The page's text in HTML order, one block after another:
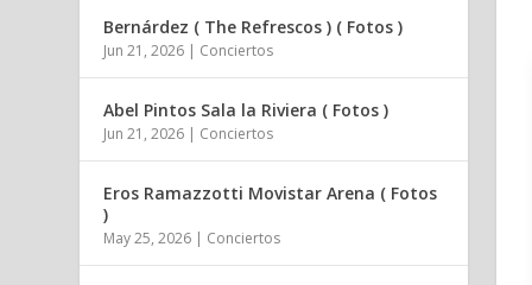
Bernárdez ( The Refrescos ) ( Fotos )
Jun 21, 2026 | Conciertos
Abel Pintos Sala la Riviera ( Fotos )
Jun 21, 2026 | Conciertos
Eros Ramazzotti Movistar Arena ( Fotos
)
May 25, 2026 | Conciertos